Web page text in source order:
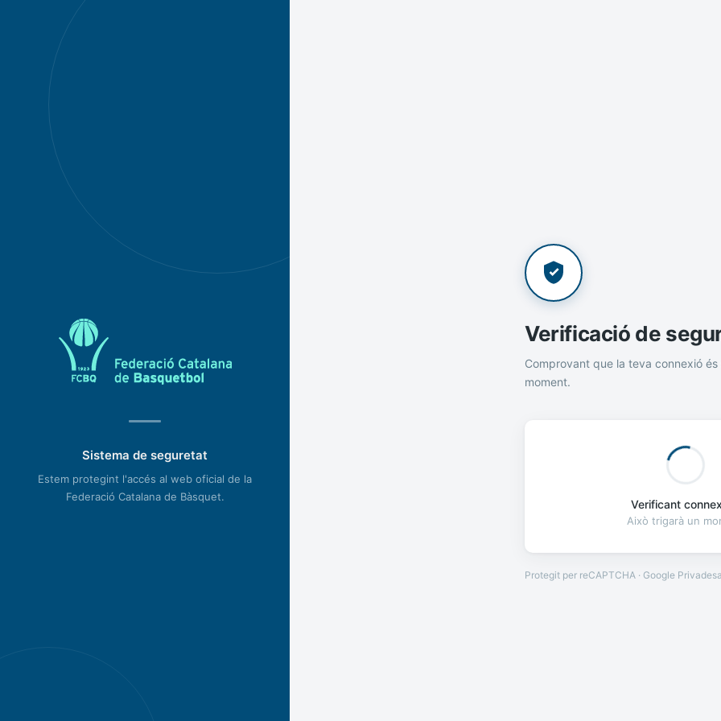
Sistema de seguretat
Estem protegint l'accés al web oficial de la
Federació Catalana de Bàsquet.
Verificació de
Comprovant que la teva connexió és
moment.
Verificant
Això trigarà un
Protegit per reCAPTCHA · Google Privadesa